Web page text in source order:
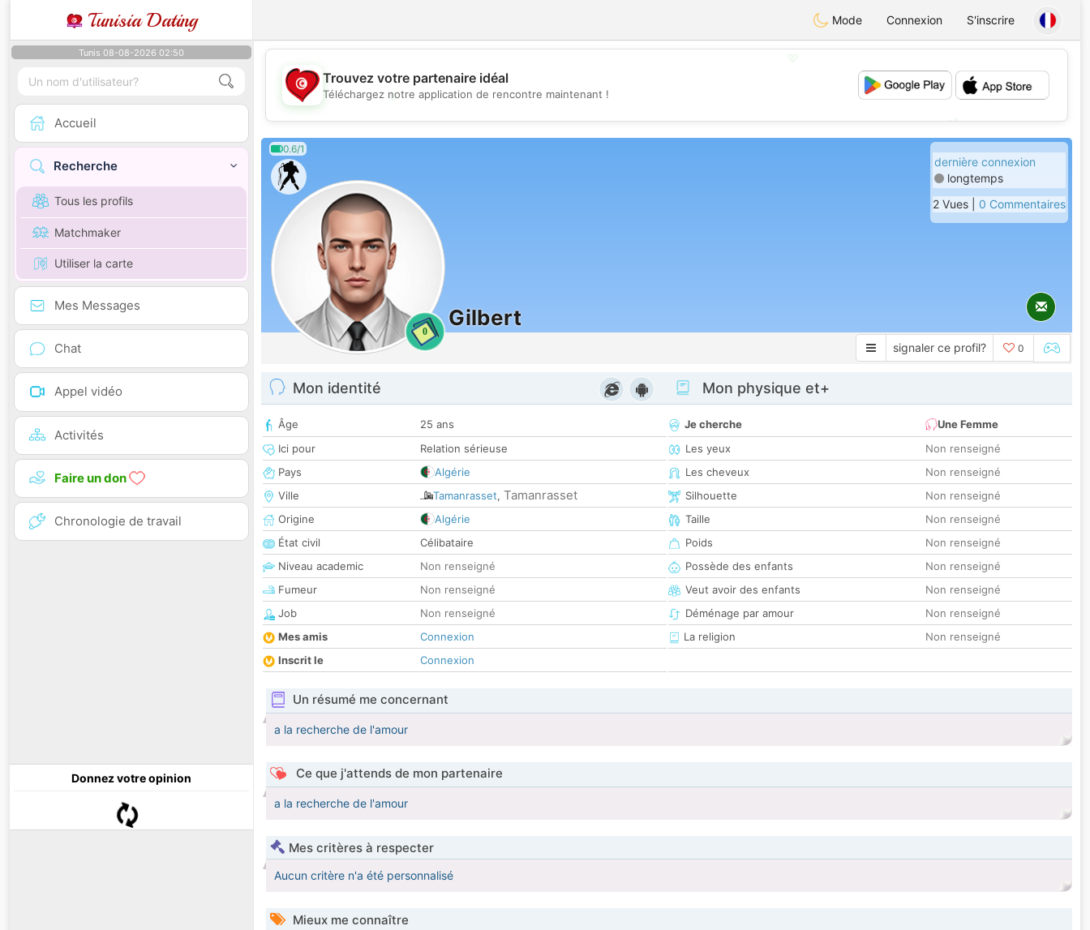
Tunisia Dating Mode Connexion S'inscrire
Tunis 08-08-2026 02:50
Accueil
Recherche
Tous les profils
Matchmaker
Utiliser la carte
Mes Messages
Chat
Appel vidéo
Activités
Faire un don
Chronologie de travail
Donnez votre opinion
💖
💕
Trouvez votre partenaire idéal
Téléchargez notre application de rencontre maintenant !
0.6/1
0
Gilbert
dernière connexion
longtemps
2 Vues | 0 Commentaires
signaler ce profil? 0
Mon identité
Âge
25 ans
Ici pour
Relation sérieuse
Pays
Algérie
Ville
Tamanrasset, Tamanrasset
Origine
Algérie
État civil
Célibataire
Niveau academic
Non renseigné
Fumeur
Non renseigné
Job
Non renseigné
Mes amis
Connexion
Inscrit le
Connexion
Mon physique et+
Je cherche
Une Femme
Les yeux
Non renseigné
Les cheveux
Non renseigné
Silhouette
Non renseigné
Taille
Non renseigné
Poids
Non renseigné
Possède des enfants
Non renseigné
Veut avoir des enfants
Non renseigné
Déménage par amour
Non renseigné
La religion
Non renseigné
Un résumé me concernant
a la recherche de l'amour
Ce que j'attends de mon partenaire
a la recherche de l'amour
Mes critères à respecter
Aucun critère n'a été personnalisé
Mieux me connaître